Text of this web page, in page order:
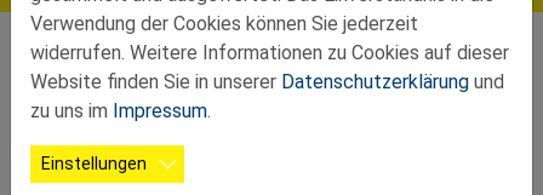
Der Verein NÖs SENIOREN des Bezirkes
Neunkirchen heißt Sie herzlich auf
Ehrenamtliche MitarbeiterInnen und
Verwendung der Cookies können Sie jederzeit
widerrufen. Weitere Informationen zu Cookies auf dieser
Website finden Sie in unserer Datenschutzerklärung und
zu uns im Impressum.
Einstellungen